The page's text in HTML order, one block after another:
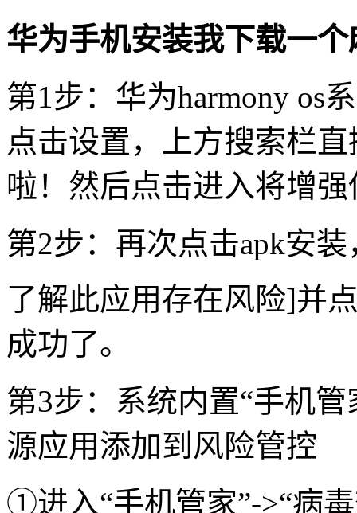
华为手机安装我下载一个
第1步：华为harmony os
点击设置，上方搜索栏
啦！然后点击进入将增
第2步：再次点击apk安
了解此应用存在风险]并
成功了。
第3步：系统内置“手机
源应用添加到风险管控
①进入“手机管家”->“病